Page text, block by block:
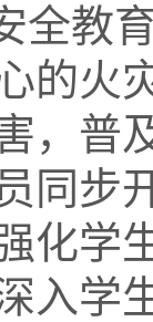
全教
的火
，普
同步
化学
入学